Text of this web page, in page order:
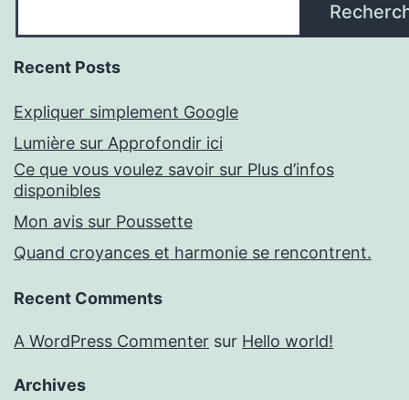
Recent Posts
Expliquer simplement Google
Lumière sur Approfondir ici
Ce que vous voulez savoir sur Plus d’infos
disponibles
Mon avis sur Poussette
Quand croyances et harmonie se rencontrent.
Recent Comments
A WordPress Commenter sur Hello world!
Archives